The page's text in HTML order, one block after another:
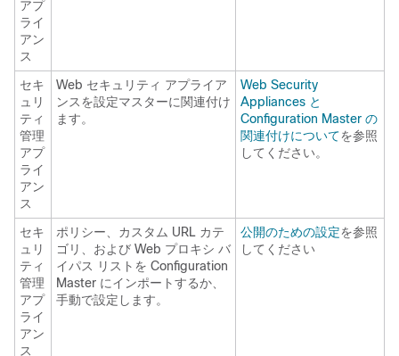
アプ
ライ
アン
ス
セキ
ュリ
ティ
管理
アプ
ライ
アン
ス
Web セキュリティ アプライア
ンスを設定マスターに関連付け
ます。
Web Security
Appliances と
Configuration Master の
関連付けについてを参照
してください。
セキ
ュリ
ティ
管理
アプ
ライ
アン
ス
ポリシー、カスタム URL カテ
ゴリ、および Web プロキシ バ
イパス リストを Configuration
Master にインポートするか、
手動で設定します。
公開のための設定を参照
してください